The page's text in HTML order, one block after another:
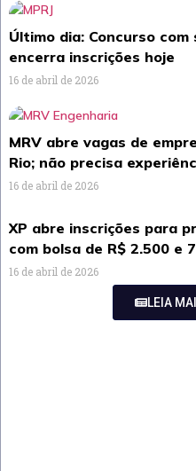
Último dia: Concurso com
encerra inscrições hoje
16 de abril de 2026
MRV abre vagas de
Rio; não precisa
16 de abril de 2026
XP abre inscrições para
com bolsa de R$ 2.500 e
16 de abril de 2026
LEIA